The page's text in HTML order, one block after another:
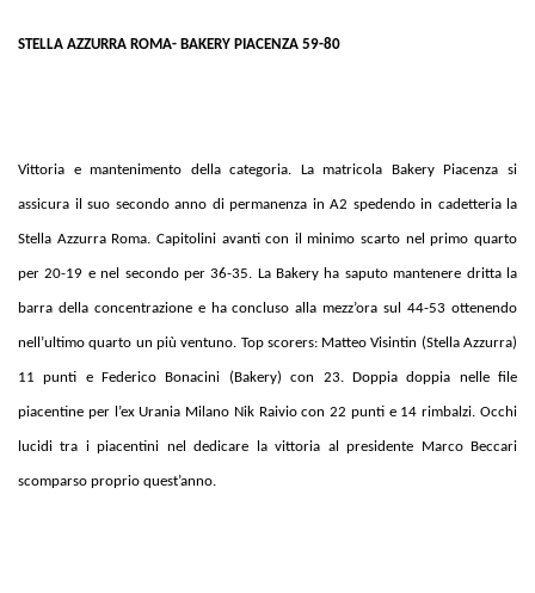
STELLA AZZURRA ROMA- BAKERY PIACENZA 59-80
Vittoria e mantenimento della categoria. La matricola Bakery Piacenza si
assicura il suo secondo anno di permanenza in A2 spedendo in cadetteria la
Stella Azzurra Roma. Capitolini avanti con il minimo scarto nel primo quarto
per 20-19 e nel secondo per 36-35. La Bakery ha saputo mantenere dritta la
barra della concentrazione e ha concluso alla mezz’ora sul 44-53 ottenendo
nell’ultimo quarto un più ventuno. Top scorers: Matteo Visintin (Stella Azzurra)
11 punti e Federico Bonacini (Bakery) con 23. Doppia doppia nelle file
piacentine per l’ex Urania Milano Nik Raivio con 22 punti e 14 rimbalzi. Occhi
lucidi tra i piacentini nel dedicare la vittoria al presidente Marco Beccari
scomparso proprio quest’anno.